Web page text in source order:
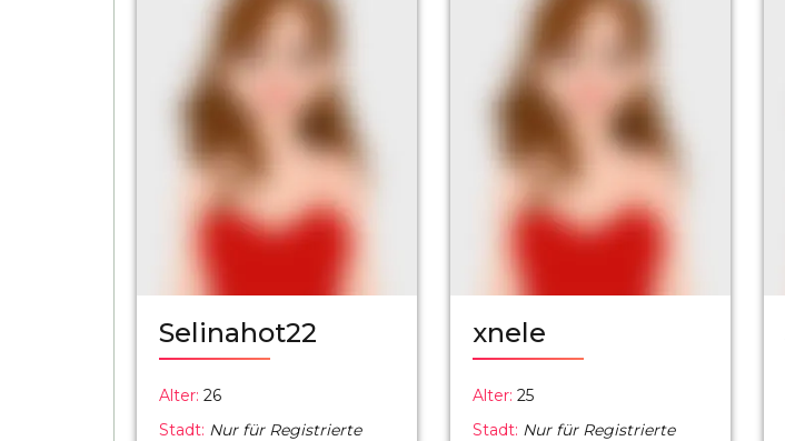
Selinahot22
Alter: 26
Stadt: Nur für Registrierte
xnele
Alter: 25
Stadt: Nur für Registrierte